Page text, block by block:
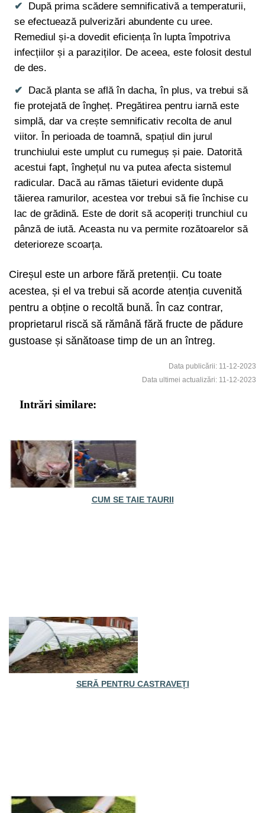
După prima scădere semnificativă a temperaturii,
se efectuează pulverizări abundente cu uree.
Remediul și-a dovedit eficiența în lupta împotriva
infecțiilor și a paraziților. De aceea, este folosit destul
de des.
Dacă planta se află în dacha, în plus, va trebui să
fie protejată de îngheț. Pregătirea pentru iarnă este
simplă, dar va crește semnificativ recolta de anul
viitor. În perioada de toamnă, spațiul din jurul
trunchiului este umplut cu rumeguș și paie. Datorită
acestui fapt, înghețul nu va putea afecta sistemul
radicular. Dacă au rămas tăieturi evidente după
tăierea ramurilor, acestea vor trebui să fie închise cu
lac de grădină. Este de dorit să acoperiți trunchiul cu
pânză de iută. Aceasta nu va permite rozătoarelor să
deterioreze scoarța.
Cireșul este un arbore fără pretenții. Cu toate
acestea, și el va trebui să acorde atenția cuvenită
pentru a obține o recoltă bună. În caz contrar,
proprietarul riscă să rămână fără fructe de pădure
gustoase și sănătoase timp de un an întreg.
Data publicării: 11-12-2023
Data ultimei actualizări: 11-12-2023
Intrări similare:
CUM SE TAIE TAURII
SERĂ PENTRU CASTRAVEȚI